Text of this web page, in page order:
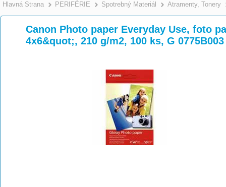
Hlavná Strana >
PERIFÉRIE >
Spotrebný Materiál >
Atramenty, Tonery
Canon Photo paper Everyday Use, foto
4x6&quot;, 210 g/m2, 100 ks, G 0775B003